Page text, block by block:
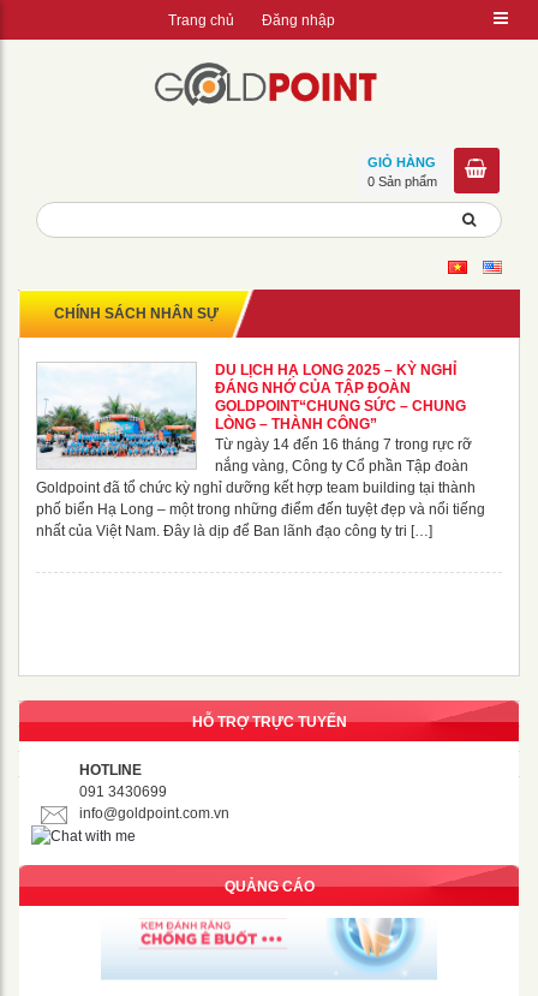
Trang chủ Đăng nhập
GIỎ HÀNG
0 Sản phẩm
CHÍNH SÁCH NHÂN SỰ
DU LỊCH HẠ LONG 2025 – KỲ NGHỈ
ĐÁNG NHỚ CỦA TẬP ĐOÀN
GOLDPOINT“CHUNG SỨC – CHUNG
LÒNG – THÀNH CÔNG”
Từ ngày 14 đến 16 tháng 7 trong rực rỡ
nắng vàng, Công ty Cổ phần Tập đoàn
Goldpoint đã tổ chức kỳ nghỉ dưỡng kết hợp team building tại thành
phố biển Hạ Long – một trong những điểm đến tuyệt đẹp và nổi tiếng
nhất của Việt Nam. Đây là dịp để Ban lãnh đạo công ty tri […]
HỖ TRỢ TRỰC TUYẾN
HOTLINE
091 3430699
info@goldpoint.com.vn
QUẢNG CÁO